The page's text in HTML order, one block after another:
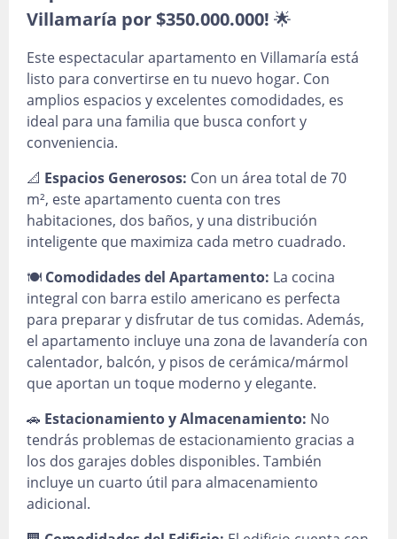
Villamaría por $350.000.000! 🌟
Este espectacular apartamento en Villamaría está
listo para convertirse en tu nuevo hogar. Con
amplios espacios y excelentes comodidades, es
ideal para una familia que busca confort y
conveniencia.
📐 Espacios Generosos: Con un área total de 70
m², este apartamento cuenta con tres
habitaciones, dos baños, y una distribución
inteligente que maximiza cada metro cuadrado.
🍽️ Comodidades del Apartamento: La cocina
integral con barra estilo americano es perfecta
para preparar y disfrutar de tus comidas. Además,
el apartamento incluye una zona de lavandería con
calentador, balcón, y pisos de cerámica/mármol
que aportan un toque moderno y elegante.
🚗 Estacionamiento y Almacenamiento: No
tendrás problemas de estacionamiento gracias a
los dos garajes dobles disponibles. También
incluye un cuarto útil para almacenamiento
adicional.